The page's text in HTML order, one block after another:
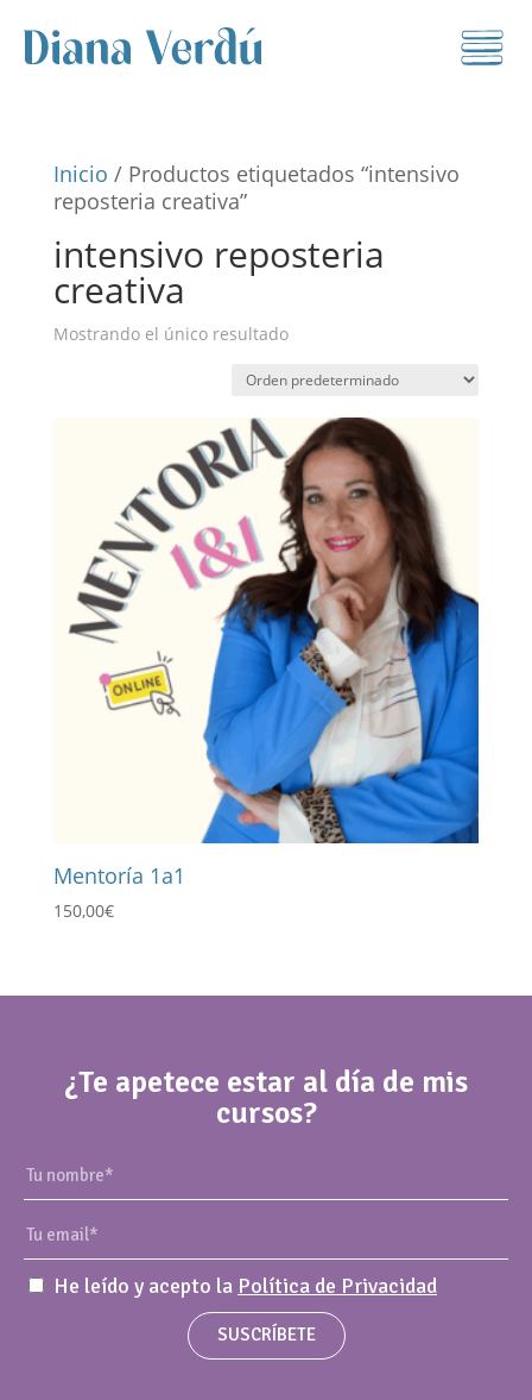
Inicio / Productos etiquetados “intensivo
reposteria creativa”
intensivo reposteria
creativa
Mostrando el único resultado
Mentoría 1a1
150,00€
¿Te apetece estar al día de mis
cursos?
He leído y acepto la Política de Privacidad
SUSCRÍBETE